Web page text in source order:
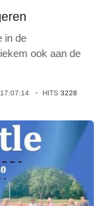
in de
ook aan de
HITS 3228